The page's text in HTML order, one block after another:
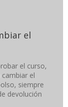
el
el curso,
el
siempre
devolución